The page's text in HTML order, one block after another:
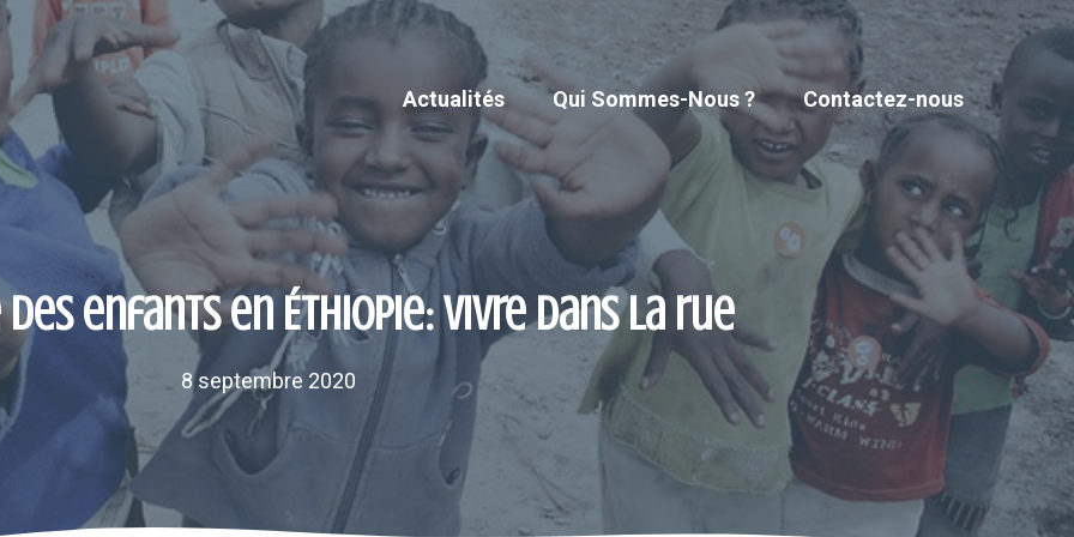
Actualités Qui Sommes-Nous ? Contactez-nous
des enfants en Éthiopie: vivre dans la rue
8 septembre 2020